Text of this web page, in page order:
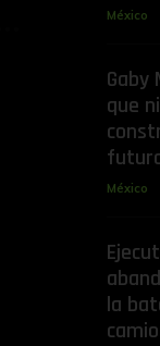
México
Gaby
que
México
la